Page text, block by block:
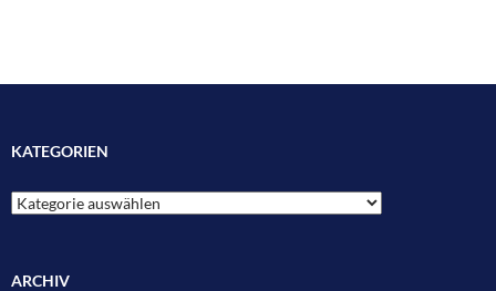
KATEGORIEN
Kategorien
ARCHIV